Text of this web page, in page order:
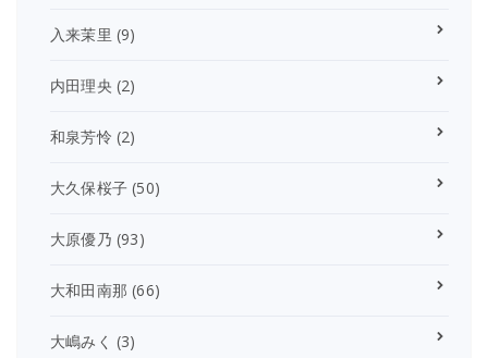
入来茉里 (9)
内田理央 (2)
和泉芳怜 (2)
大久保桜子 (50)
大原優乃 (93)
大和田南那 (66)
大嶋みく (3)